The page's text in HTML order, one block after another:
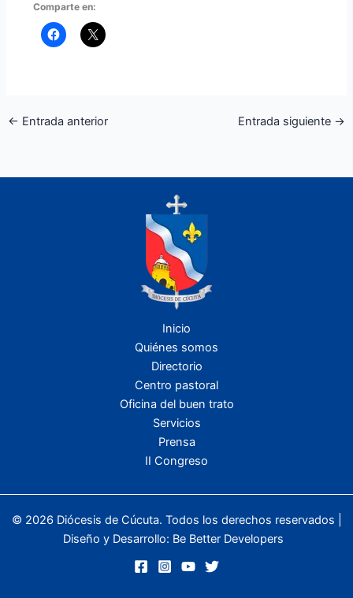
Comparte en:
← Entrada anterior Entrada siguiente →
Inicio
Quiénes somos
Directorio
Centro pastoral
Oficina del buen trato
Servicios
Prensa
II Congreso
© 2026 Diócesis de Cúcuta. Todos los derechos reservados |
Diseño y Desarrollo: Be Better Developers